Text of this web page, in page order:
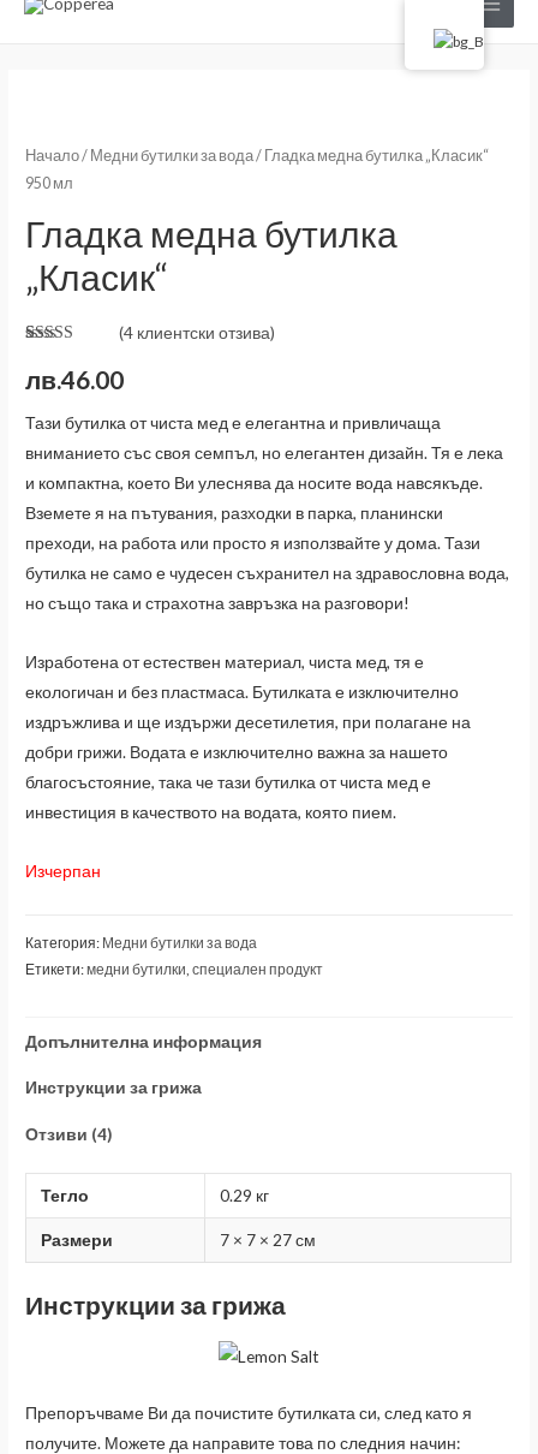
Начало/ Медни бутилки за вода/ Гладка медна бутилка „Класик“
950 мл
Гладка медна бутилка
„Класик“
5.00 от 5,
базирано на
оценки
(4клиентски отзива)
лв.46.00
Тази бутилка от чиста мед е елегантна и привличаща
вниманието със своя семпъл, но елегантен дизайн. Тя е лека
и компактна, което Ви улеснява да носите вода навсякъде.
Вземете я на пътувания, разходки в парка, планински
преходи, на работа или просто я използвайте у дома. Тази
бутилка не само е чудесен съхранител на здравословна вода,
но също така и страхотна завръзка на разговори!
Изработена от естествен материал, чиста мед, тя е
екологичан и без пластмаса. Бутилката е изключително
издръжлива и ще издържи десетилетия, при полагане на
добри грижи. Водата е изключително важна за нашето
благосъстояние, така че тази бутилка от чиста мед е
инвестиция в качеството на водата, която пием.
Изчерпан
Категория: Медни бутилки за вода
Етикети:медни бутилки,специален продукт
Допълнителна информация
Инструкции за грижа
Отзиви (4)
Тегло 0.29 кг
Размери 7 × 7 × 27 см
Инструкции за грижа
Препоръчваме Ви да почистите бутилката си, след като я
получите. Можете да направите това по следния начин: